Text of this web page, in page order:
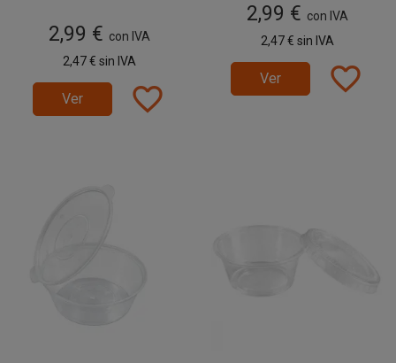
2,99 € con IVA
2,47 € sin IVA
Ver favorite_border
2,99 € con IVA
2,47 € sin IVA
Ver favorite_border